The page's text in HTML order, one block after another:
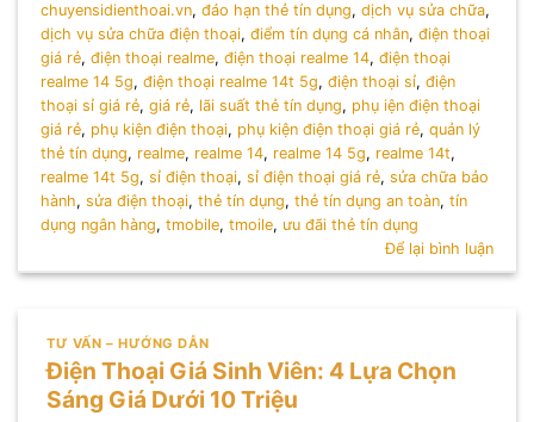
chuyensidienthoai.vn,đáo hạn thẻ tín dụng,dịch vụ sửa chữa,
dịch vụ sửa chữa điện thoại,điểm tín dụng cá nhân,điện thoại
giá rẻ,điện thoại realme,điện thoại realme 14,điện thoại
realme 14 5g,điện thoại realme 14t 5g,điện thoại sỉ,điện
thoại sỉ giá rẻ,giá rẻ, lãi suất thẻ tín dụng, phụ iện điện thoại
giá rẻ, phụ kiện điện thoại, phụ kiện điện thoại giá rẻ,quản lý
thẻ tín dụng, realme, realme 14, realme 14 5g, realme 14t,
realme 14t 5g,sỉ điện thoại,sỉ điện thoại giá rẻ,sửa chữa bảo
hành,sửa điện thoại,thẻ tín dụng,thẻ tín dụng an toàn,tín
dụng ngân hàng,tmobile,tmoile, ưu đãi thẻ tín dụng
Để lại bình luận
TƯ VẤN – HƯỚNG DẪN
Điện Thoại Giá Sinh Viên: 4 Lựa Chọn
Sáng Giá Dưới 10 Triệu